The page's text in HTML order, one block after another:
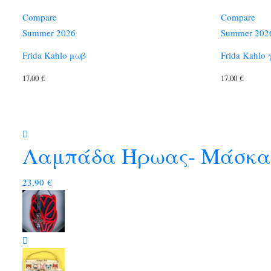
Compare
Summer 2026
Frida Kahlo μωβ
17,00 €
Compare
Summer
Frida Kahlo
17,00€
Λαμπάδα Ήρωας- Μάσκα
23,90 €